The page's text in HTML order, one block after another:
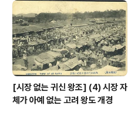
[시장 없는 귀신 왕조] (4) 시장 자
체가 아예 없는 고려 왕도 개경